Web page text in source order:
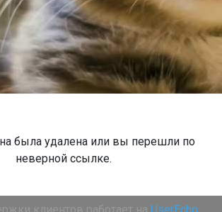
была удалена или вы перешли по
неверной ссылке.